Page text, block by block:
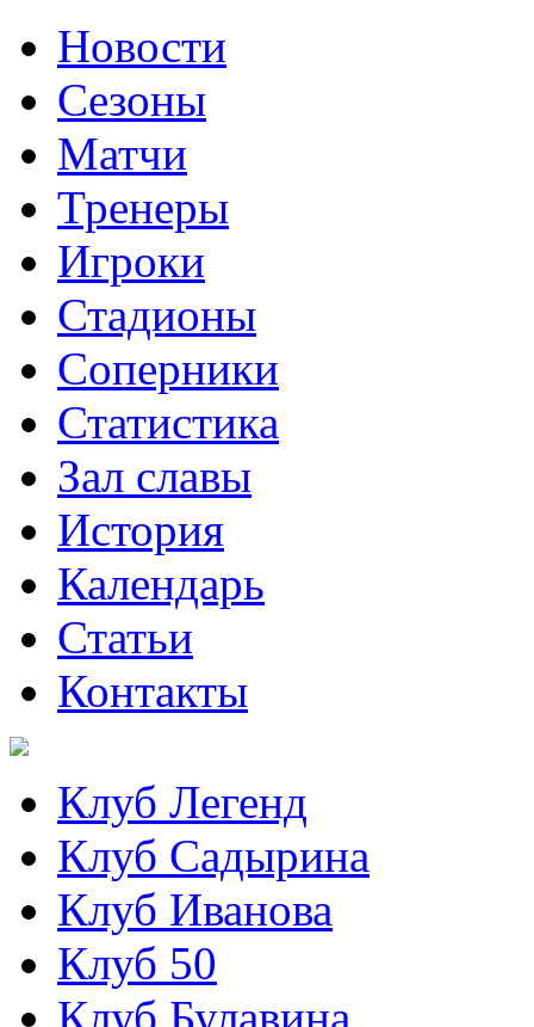
Новости
Сезоны
Матчи
Тренеры
Игроки
Стадионы
Соперники
Статистика
Зал славы
История
Календарь
Статьи
Контакты
Клуб Легенд
Клуб Садырина
Клуб Иванова
Клуб 50